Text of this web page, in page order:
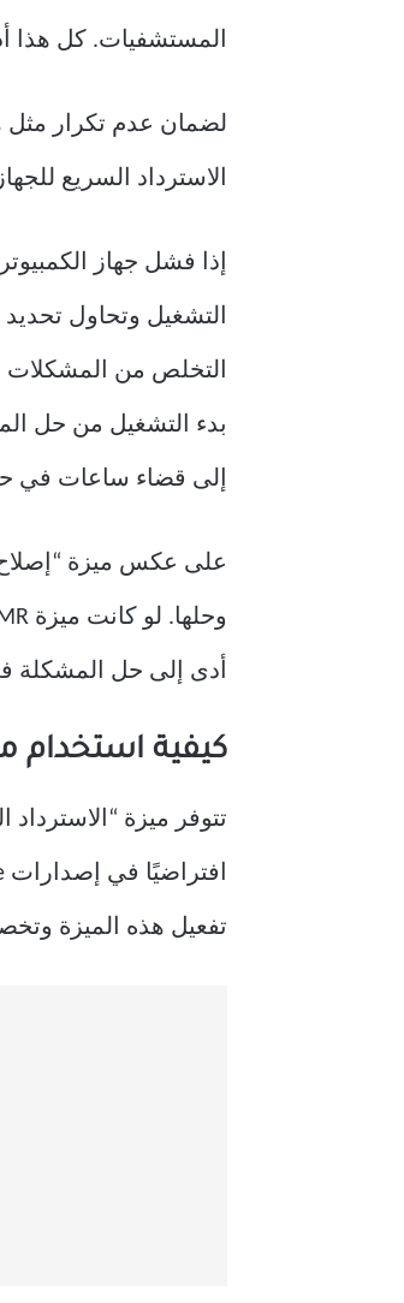
المستشفيات. كل هذا
الاسترداد السريع
التشغيل وتحاول
بدء التشغيل من حل
إلى قضاء ساعات في حل
أدى إلى حل المشكلة
كيفية استخدام
تفعيل هذه الميزة